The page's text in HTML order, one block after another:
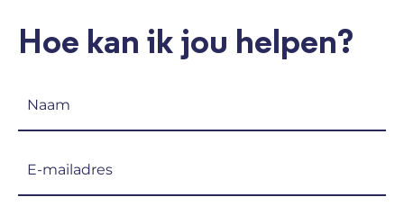
Hoe kan ik jou helpen?